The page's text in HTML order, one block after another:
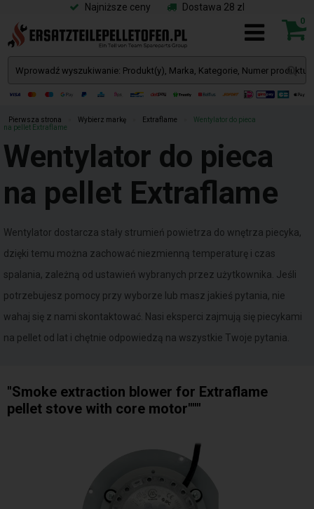
Najniższe ceny Dostawa 28 zl
0
Pierwsza strona Wybierz markę Extraflame
Wentylator do pieca
na pellet Extraflame
Wentylator do pieca
na pellet Extraflame
Wentylator dostarcza stały strumień powietrza do wnętrza piecyka,
dzięki temu można zachować niezmienną temperaturę i czas
spalania, zależną od ustawień wybranych przez użytkownika. Jeśli
potrzebujesz pomocy przy wyborze lub masz jakieś pytania, nie
wahaj się z nami skontaktować. Nasi eksperci zajmują się piecykami
na pellet od lat i chętnie odpowiedzą na wszystkie Twoje pytania.
"Smoke extraction blower for Extraflame
pellet stove with core motor"""